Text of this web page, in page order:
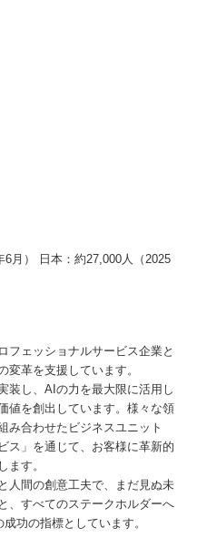
月） 日本：約27,000人（2025
フェッショナルサービス企業と
変革を支援しています。
装し、AIの力を最大限に活用し
値を創出しています。様々な領
み合わせたビジネスユニット
ス」を通じて、お客様に革新的
ます。
人間の創意工夫で、まだ見ぬ未
、すべてのステークホルダーへ
功の指標としています。